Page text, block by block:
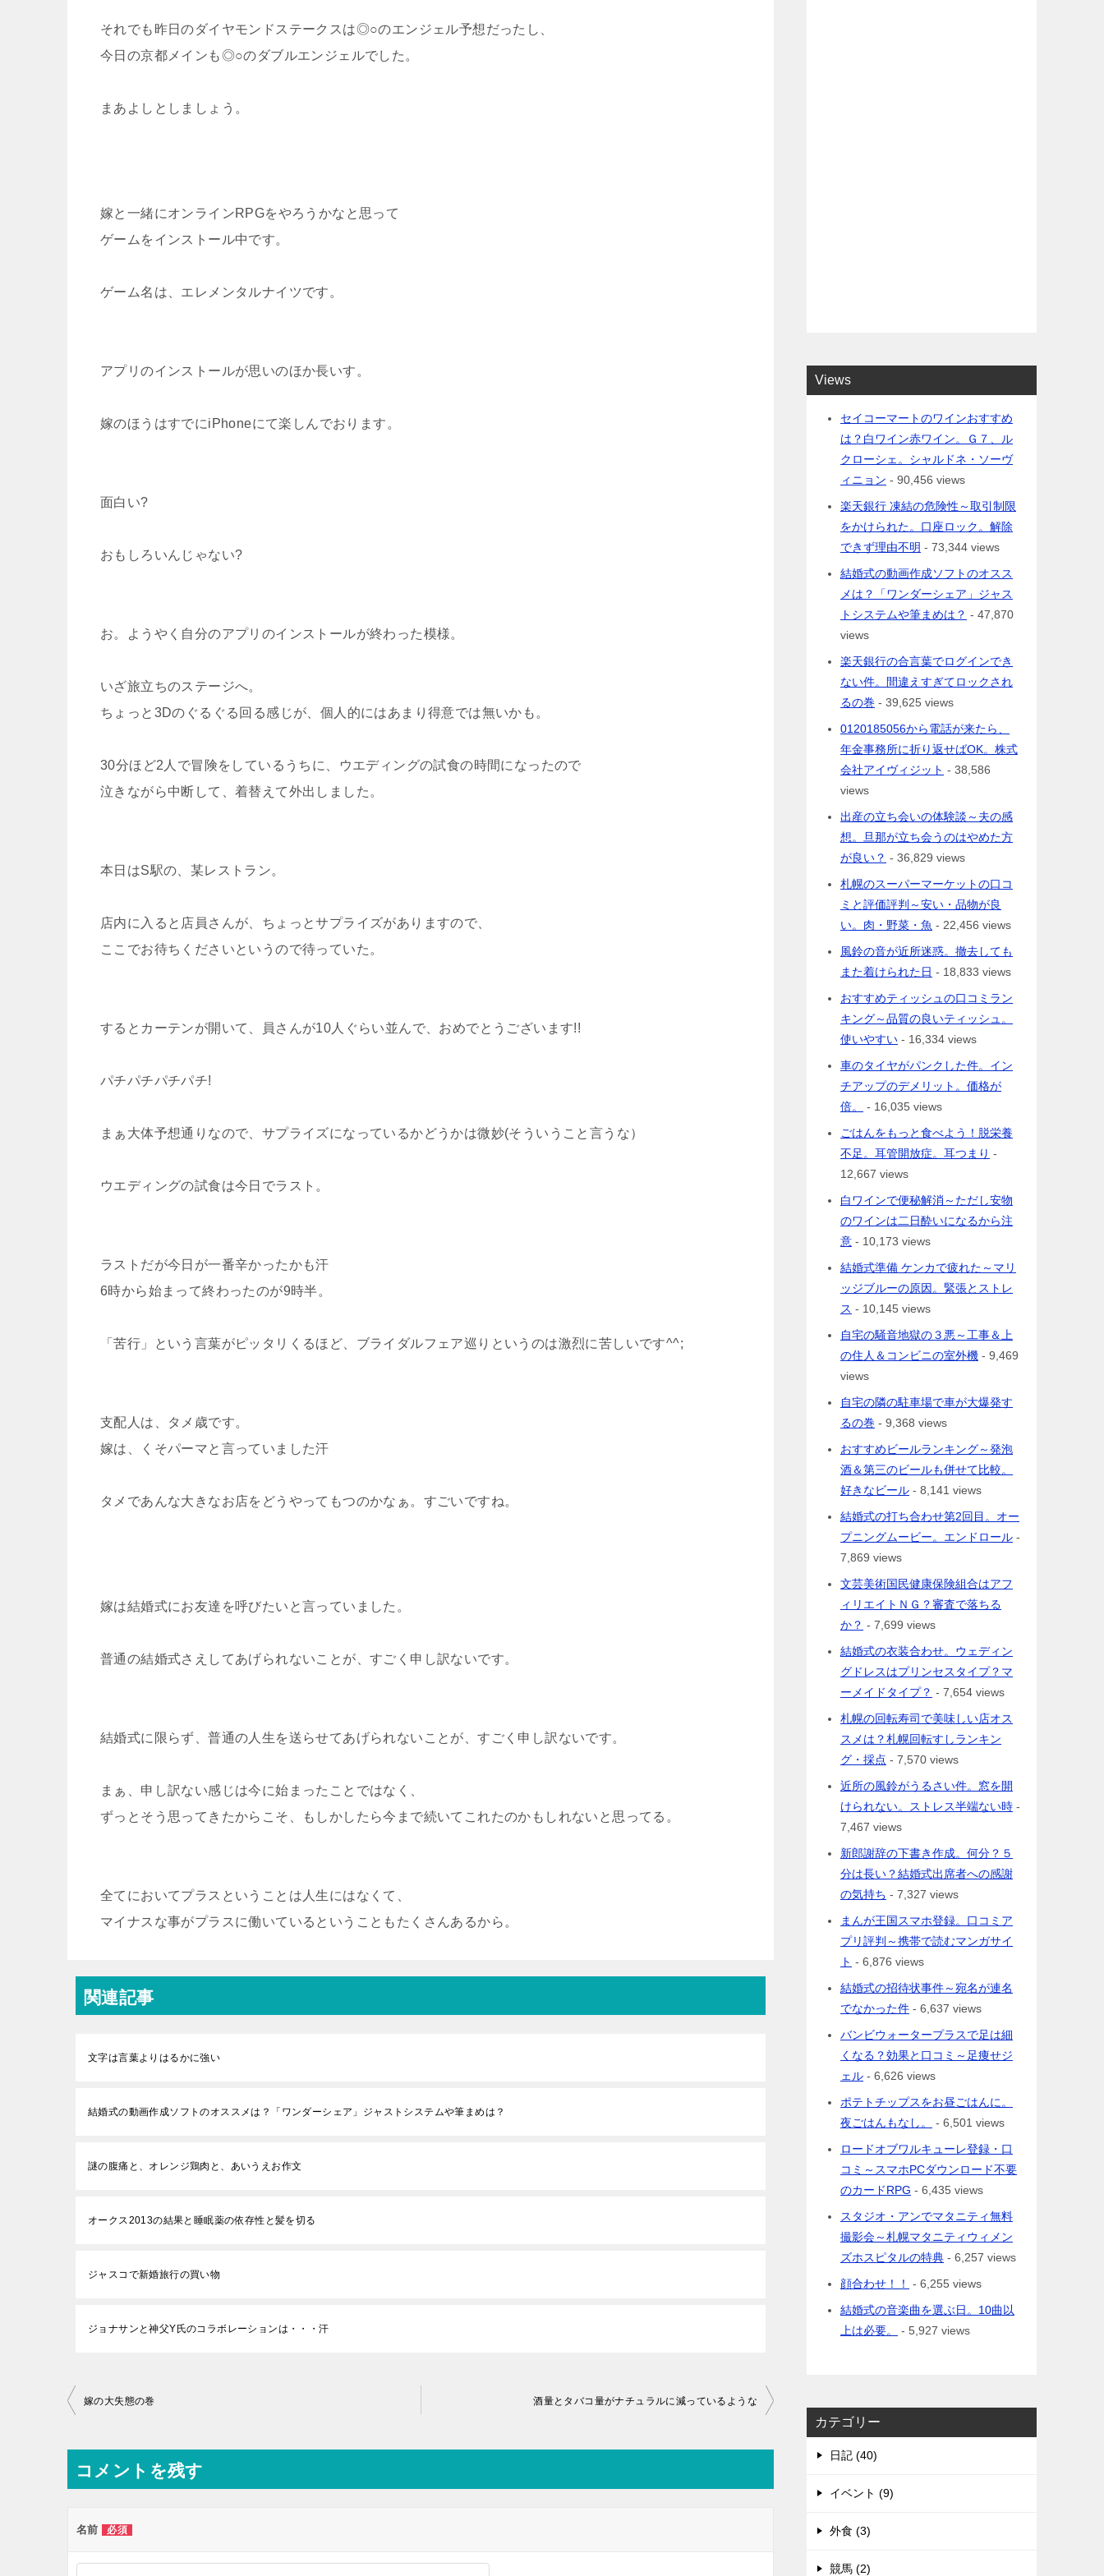
それでも昨日のダイヤモンドステークスは◎○のエンジェル予想だったし、
今日の京都メインも◎○のダブルエンジェルでした。
まあよしとしましょう。
嫁と一緒にオンラインRPGをやろうかなと思って
ゲームをインストール中です。
ゲーム名は、エレメンタルナイツです。
アプリのインストールが思いのほか長いす。
嫁のほうはすでにiPhoneにて楽しんでおります。
面白い?
おもしろいんじゃない?
お。ようやく自分のアプリのインストールが終わった模様。
いざ旅立ちのステージへ。
ちょっと3Dのぐるぐる回る感じが、個人的にはあまり得意では無いかも。
30分ほど2人で冒険をしているうちに、ウエディングの試食の時間になったので
泣きながら中断して、着替えて外出しました。
本日はS駅の、某レストラン。
店内に入ると店員さんが、ちょっとサプライズがありますので、
ここでお待ちくださいというので待っていた。
するとカーテンが開いて、員さんが10人ぐらい並んで、おめでとうございます!!
パチパチパチパチ!
まぁ大体予想通りなので、サプライズになっているかどうかは微妙(そういうこと言うな）
ウエディングの試食は今日でラスト。
ラストだが今日が一番辛かったかも汗
6時から始まって終わったのが9時半。
「苦行」という言葉がピッタリくるほど、ブライダルフェア巡りというのは激烈に苦しいです^^;
支配人は、タメ歳です。
嫁は、くそパーマと言っていました汗
タメであんな大きなお店をどうやってもつのかなぁ。すごいですね。
嫁は結婚式にお友達を呼びたいと言っていました。
普通の結婚式さえしてあげられないことが、すごく申し訳ないです。
結婚式に限らず、普通の人生を送らせてあげられないことが、すごく申し訳ないです。
まぁ、申し訳ない感じは今に始まったことではなく、
ずっとそう思ってきたからこそ、もしかしたら今まで続いてこれたのかもしれないと思ってる。
全てにおいてプラスということは人生にはなくて、
マイナスな事がプラスに働いているということもたくさんあるから。
関連記事
文字は言葉よりはるかに強い
結婚式の動画作成ソフトのオススメは？「ワンダーシェア」ジャストシステムや筆まめは？
謎の腹痛と、オレンジ鶏肉と、あいうえお作文
オークス2013の結果と睡眠薬の依存性と髪を切る
ジャスコで新婚旅行の買い物
ジョナサンと神父Y氏のコラボレーションは・・・汗
投
ナ
ビ
ー
嫁の大失態の巻 酒量とタバコ量がナチュラルに減っているような
コメントを残す
名前 必須
Views
セイコーマートのワインおすすめ
は？白ワイン赤ワイン。Ｇ７、ル
クローシェ。シャルドネ・ソーヴ
ィニョン - 90,456 views
楽天銀行 凍結の危険性～取引制限
をかけられた。口座ロック。解除
できず理由不明 - 73,344 views
結婚式の動画作成ソフトのオスス
メは？「ワンダーシェア」ジャス
トシステムや筆まめは？ - 47,870
views
楽天銀行の合言葉でログインでき
ない件。間違えすぎてロックされ
るの巻 - 39,625 views
0120185056から電話が来たら、
年金事務所に折り返せばOK。株式
会社アイヴィジット - 38,586
views
出産の立ち会いの体験談～夫の感
想。旦那が立ち会うのはやめた方
が良い？ - 36,829 views
札幌のスーパーマーケットの口コ
ミと評価評判～安い・品物が良
い。肉・野菜・魚 - 22,456 views
風鈴の音が近所迷惑。撤去しても
また着けられた日 - 18,833 views
おすすめティッシュの口コミラン
キング～品質の良いティッシュ。
使いやすい - 16,334 views
車のタイヤがパンクした件。イン
チアップのデメリット。価格が
倍。
- 16,035 views
ごはんをもっと食べよう！脱栄養
不足。耳管開放症。耳つまり -
12,667 views
白ワインで便秘解消～ただし安物
のワインは二日酔いになるから注
意 - 10,173 views
結婚式準備 ケンカで疲れた～マリ
ッジブルーの原因。緊張とストレ
ス - 10,145 views
自宅の騒音地獄の３悪～工事＆上
の住人＆コンビニの室外機 - 9,469
views
自宅の隣の駐車場で車が大爆発す
るの巻 - 9,368 views
おすすめビールランキング～発泡
酒＆第三のビールも併せて比較。
好きなビール - 8,141 views
結婚式の打ち合わせ第2回目。オー
プニングムービー。エンドロール -
7,869 views
文芸美術国民健康保険組合はアフ
ィリエイトＮＧ？審査で落ちる
か？ - 7,699 views
結婚式の衣装合わせ。ウェディン
グドレスはプリンセスタイプ？マ
ーメイドタイプ？ - 7,654 views
札幌の回転寿司で美味しい店オス
スメは？札幌回転すしランキン
グ・採点 - 7,570 views
近所の風鈴がうるさい件。窓を開
けられない。ストレス半端ない時 -
7,467 views
新郎謝辞の下書き作成。何分？５
分は長い？結婚式出席者への感謝
の気持ち - 7,327 views
まんが王国スマホ登録。口コミア
プリ評判～携帯で読むマンガサイ
ト - 6,876 views
結婚式の招待状事件～宛名が連名
でなかった件 - 6,637 views
バンビウォータープラスで足は細
くなる？効果と口コミ～足痩せジ
ェル - 6,626 views
ポテトチップスをお昼ごはんに。
夜ごはんもなし。
- 6,501 views
ロードオブワルキューレ登録・口
コミ～スマホPCダウンロード不要
のカードRPG - 6,435 views
スタジオ・アンでマタニティ無料
撮影会～札幌マタニティウィメン
ズホスピタルの特典 - 6,257 views
顔合わせ！！
- 6,255 views
結婚式の音楽曲を選ぶ日。10曲以
上は必要。
- 5,927 views
カテゴリー
日記 (40)
イベント (9)
外食 (3)
競馬 (2)